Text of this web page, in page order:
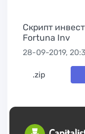
Скрипт
Fortuna Inv
28-09-2019,
.zip